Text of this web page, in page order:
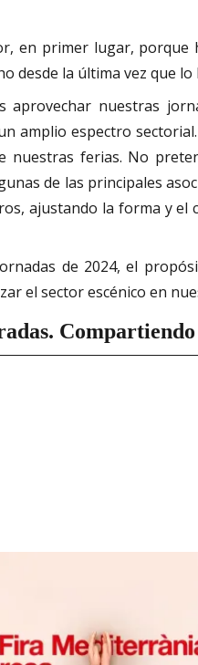
en primer lugar,
desde la última vez que lo
nuestras
amplio espectro
nuestras ferias. No
de las principales
ajustando la forma y el
de 2024, el
el sector escénico en